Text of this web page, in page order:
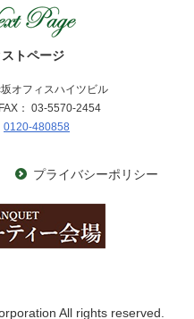
トページ
オフィスハイツビル
： 03-5570-2454
0120-480858
プライバシーポリシー
All rights reserved.